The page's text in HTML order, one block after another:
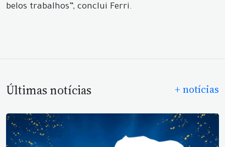
belos trabalhos”, conclui Ferri.
Últimas notícias + notícias